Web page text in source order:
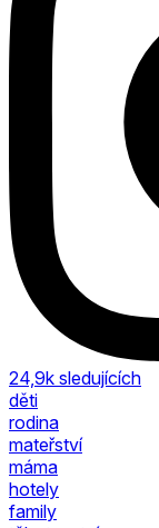
24,9k sledujících
děti
rodina
mateřství
máma
hotely
family